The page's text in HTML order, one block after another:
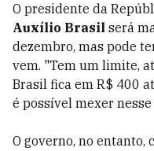
O presidente da
Auxílio Brasil será
dezembro, mas pode
vem. "Tem um limite,
Brasil fica em R$ 400
é possível mexer
O governo, no